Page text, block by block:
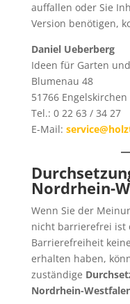
auffallen oder Sie
Version benötigen,
Daniel Ueberberg
Ideen für Garten
Blumenau 48
51766 Engelskirchen
Tel.: 0 22 63 / 34 27
E-Mail:
Nordrhein-
Wenn Sie der
nicht barrierefrei ist
Barrierefreiheit
erhalten haben,
zuständige
Nordrhein-